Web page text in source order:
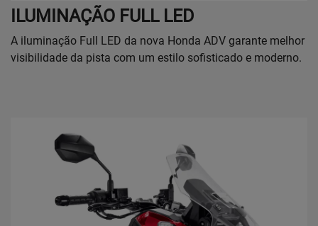
ILUMINAÇÃO FULL LED
A iluminação Full LED da nova Honda ADV garante melhor
visibilidade da pista com um estilo sofisticado e moderno.